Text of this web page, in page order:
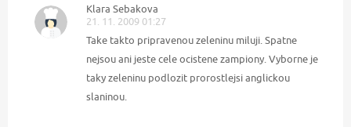
Klara Sebakova
21. 11. 2009 01:27
Take takto pripravenou zeleninu miluji. Spatne
nejsou ani jeste cele ocistene zampiony. Vyborne je
taky zeleninu podlozit prorostlejsi anglickou
slaninou.